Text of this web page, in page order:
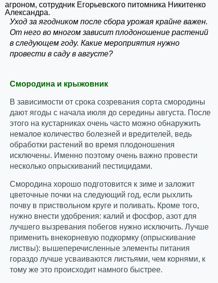
агроном, сотрудник Егорьевского питомника Никитенко
Александра.
Уход за ягодником после сбора урожая крайне важен.
От него во многом зависит плодоношение растений
в следующем году. Какие мероприятия нужно
провести в саду в августе?
Смородина и крыжовник
В зависимости от срока созревания сорта смородины
дают ягоды с начала июля до середины августа. После
этого на кустарниках очень часто можно обнаружить
немалое количество болезней и вредителей, ведь
обработки растений во время плодоношения
исключены. Именно поэтому очень важно провести
несколько опрыскиваний пестицидами.
Смородина хорошо подготовится к зиме и заложит
цветочные почки на следующий год, если рыхлить
почву в приствольном круге и поливать. Кроме того,
нужно внести удобрения: калий и фосфор, азот для
лучшего вызревания побегов нужно исключить. Лучше
применить внекорневую подкормку (опрыскивание
листвы): вышеперечисленные элементы питания
гораздо лучше усваиваются листьями, чем корнями, к
тому же это происходит намного быстрее.